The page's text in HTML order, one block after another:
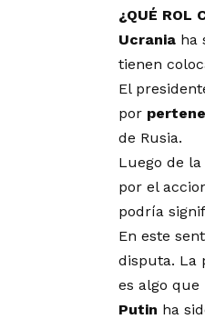
¿QUÉ ROL
Ucrania ha
tienen
El
por
de Rusia.
Luego de
por el
podría
En este
disputa. La
es algo
Putin ha